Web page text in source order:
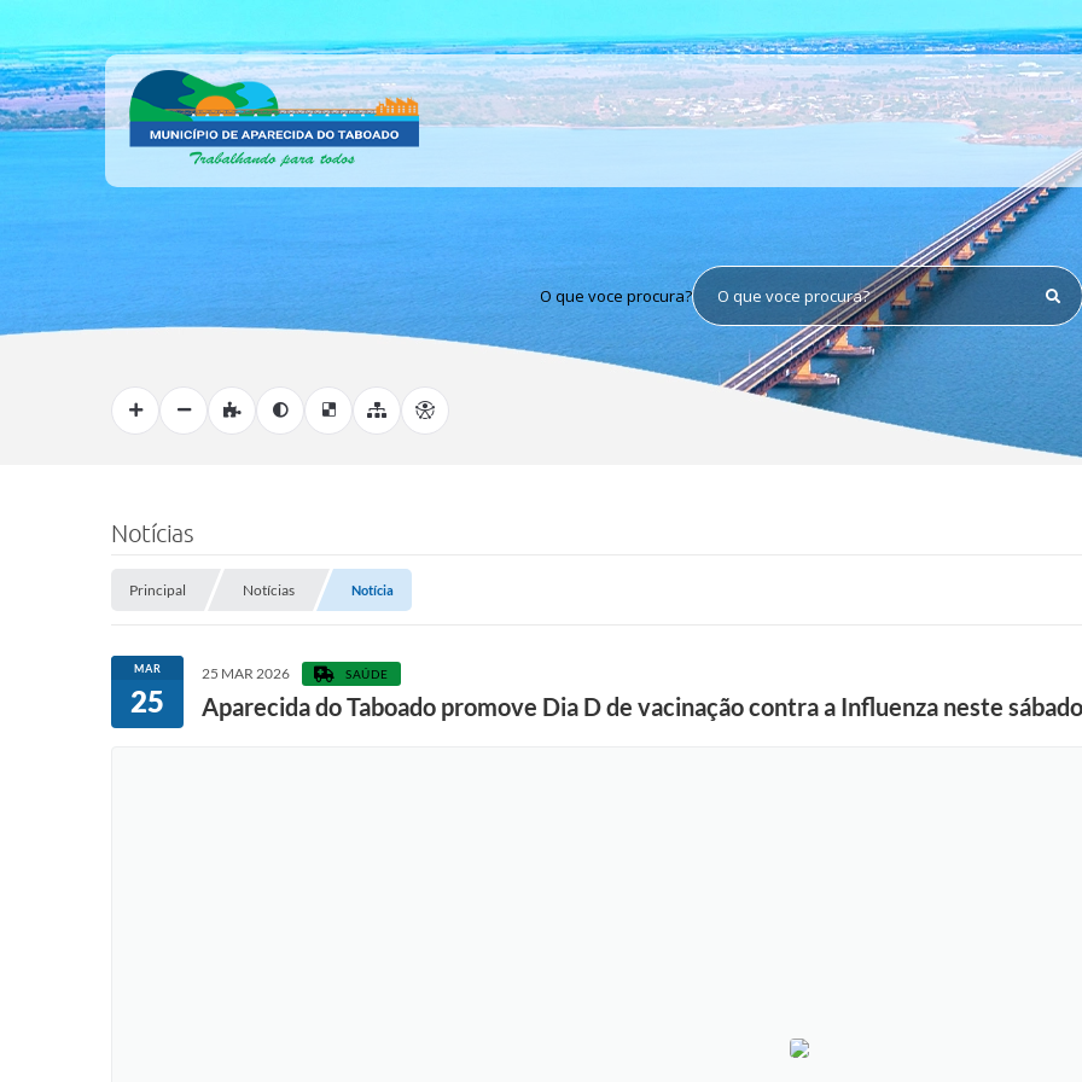
O que voce procura?
Notícias
Principal Notícias Notícia
MAR
25
25 MAR 2026 SAÚDE
Aparecida do Taboado promove Dia D de vacinação contra a Influenza neste